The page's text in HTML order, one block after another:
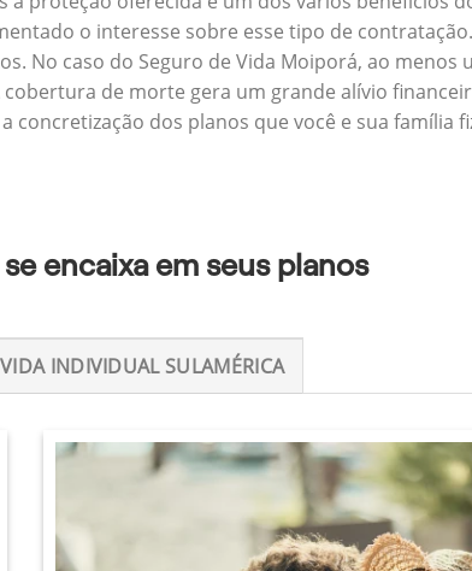
o interesse sobre esse tipo de
No caso do Seguro de Vida Moiporá, ao menos
de morte gera um grande alívio
dos planos que você e sua família
encaixa em seus planos
INDIVIDUAL SULAMÉRICA